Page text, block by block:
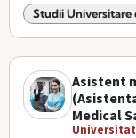
Studii Universitare
Asistent
Medical